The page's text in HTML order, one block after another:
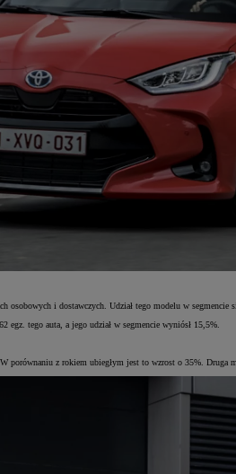
i dostawczych. Udział tego modelu w segmencie
tego auta, a jego udział w segmencie wyniósł 15,5%.
z rokiem ubiegłym jest to wzrost o 35%. Druga